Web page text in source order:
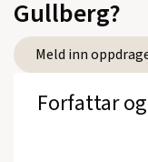
Gullberg?
Meld inn
Forfattar